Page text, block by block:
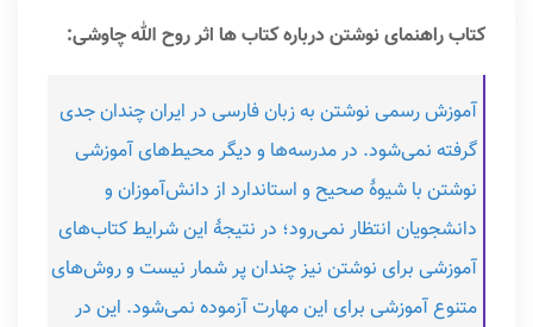
کتاب راهنمای نوشتن درباره کتاب ها اثر روح الله چاوشی:
آموزش رسمی نوشتن به زبان فارسی در ایران چندان جدی
گرفته نمی‌شود. در مدرسه‌ها و دیگر محیط‌های آموزشی
نوشتن با شیوۀ صحیح و استاندارد از دانش‌آموزان و
دانشجویان انتظار نمی‌رود؛ در نتیجۀ این شرایط کتاب‌های
آموزشی برای نوشتن نیز چندان پر شمار نیست و روش‌های
متنوع آموزشی برای این مهارت آزموده نمی‌شود. این در